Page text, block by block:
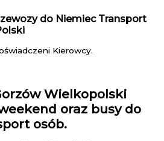
do Niemiec Transport
Kierowcy.
Wielkopolski
oraz busy do
osób.